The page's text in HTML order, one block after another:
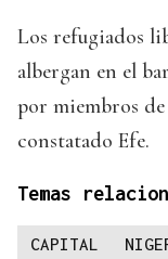
Los refugiados
albergan en el
por miembros
constatado Efe.
Temas
CAPITAL